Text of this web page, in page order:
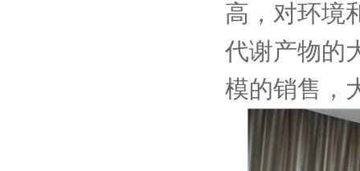
高，对环境
代谢产物的
模的销售，